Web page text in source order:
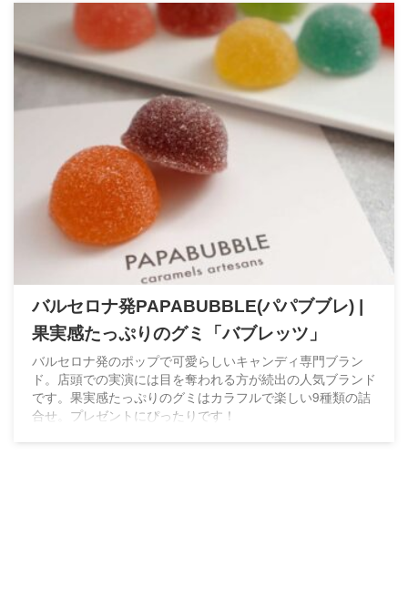
バルセロナ発PAPABUBBLE(パパブブレ) |
果実感たっぷりのグミ「バブレッツ」
バルセロナ発のポップで可愛らしいキャンディ専門ブラン
ド。店頭での実演には目を奪われる方が続出の人気ブランド
です。果実感たっぷりのグミはカラフルで楽しい9種類の詰
合せ。プレゼントにぴったりです！